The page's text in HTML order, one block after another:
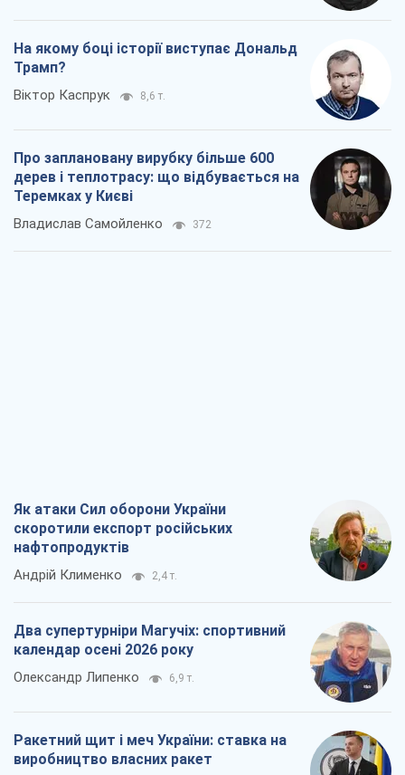
На якому боці історії виступає Дональд
Трамп?
Віктор Каспрук 8,6 т.
Про заплановану вирубку більше 600
дерев і теплотрасу: що відбувається на
Теремках у Києві
Владислав Самойленко 372
Як атаки Сил оборони України
скоротили експорт російських
нафтопродуктів
Андрій Клименко 2,4 т.
Два супертурніри Магучіх: спортивний
календар осені 2026 року
Олександр Липенко 6,9 т.
Ракетний щит і меч України: ставка на
виробництво власних ракет